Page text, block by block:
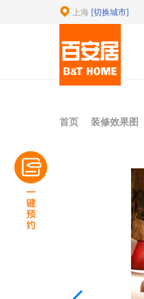
上海 [切换城市]
首页 装修效果图